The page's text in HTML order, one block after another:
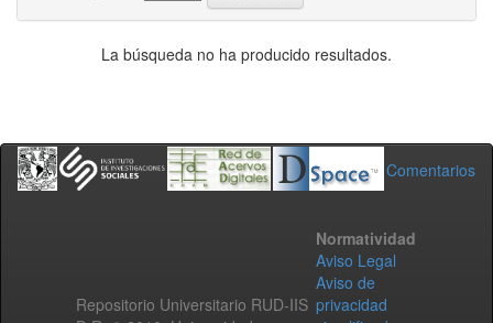
La búsqueda no ha producido resultados.
Comentarios
Repositorio Universitario RUD-IIS
Normatividad
Aviso Legal
Aviso de
privacidad